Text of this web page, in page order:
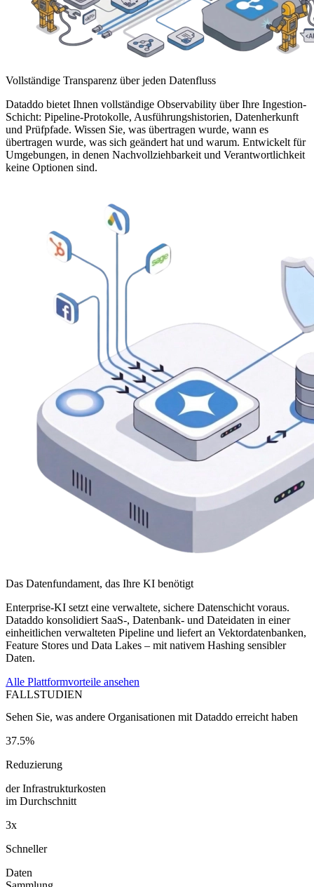
Vollständige Transparenz über jeden Datenfluss
Dataddo bietet Ihnen vollständige Observability über Ihre Ingestion-
Schicht: Pipeline-Protokolle, Ausführungshistorien, Datenherkunft
und Prüfpfade. Wissen Sie, was übertragen wurde, wann es
übertragen wurde, was sich geändert hat und warum. Entwickelt für
Umgebungen, in denen Nachvollziehbarkeit und Verantwortlichkeit
keine Optionen sind.
Das Datenfundament, das Ihre KI benötigt
Enterprise-KI setzt eine verwaltete, sichere Datenschicht voraus.
Dataddo konsolidiert SaaS-, Datenbank- und Dateidaten in einer
einheitlichen verwalteten Pipeline und liefert an Vektordatenbanken,
Feature Stores und Data Lakes – mit nativem Hashing sensibler
Daten.
Alle Plattformvorteile ansehen
FALLSTUDIEN
Sehen Sie, was andere Organisationen mit Dataddo erreicht haben
37.5%
Reduzierung
der Infrastrukturkosten
im Durchschnitt
3x
Schneller
Daten